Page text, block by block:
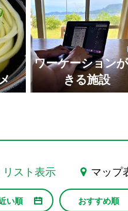
男木島（港）
香川県庁東館
ランプロファイア（船か
写真）
津田の松原・琴林公園
満濃池
総本山 善通寺
豊稔池堰堤
いりこ（伊吹島）
日本遺産（天狗岩丁場な
おさるの国 銚子渓
ワーケーション
きる施設
リスト表示 マップ
い順 おすすめ順